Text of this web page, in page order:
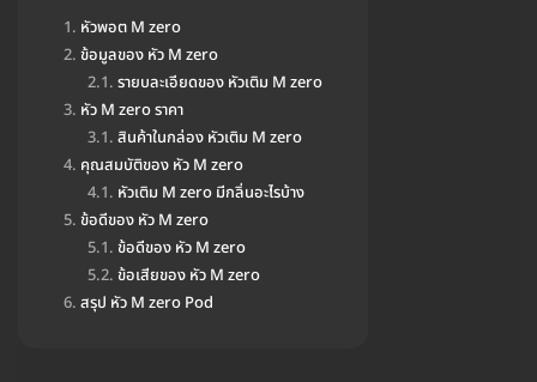
หัวพอต M zero
ข้อมูลของ หัว M zero
รายบละเอียดของ หัวเติม M zero
หัว M zero ราคา
สินค้าในกล่อง หัวเติม M zero
คุณสมบัติของ หัว M zero
หัวเติม M zero มีกลิ่นอะไรบ้าง
ข้อดีของ หัว M zero
ข้อดีของ หัว M zero
ข้อเสียของ หัว M zero
สรุป หัว M zero Pod